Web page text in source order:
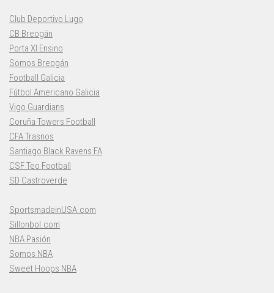
Club Deportivo Lugo
CB Breogán
Porta XI Ensino
Somos Breogán
Football Galicia
Fútbol Americano Galicia
Vigo Guardians
Coruña Towers Football
CFA Trasnos
Santiago Black Ravens FA
CSF Teo Football
SD Castroverde
SportsmadeinUSA.com
Sillonbol.com
NBA Pasión
Somos NBA
Sweet Hoops NBA